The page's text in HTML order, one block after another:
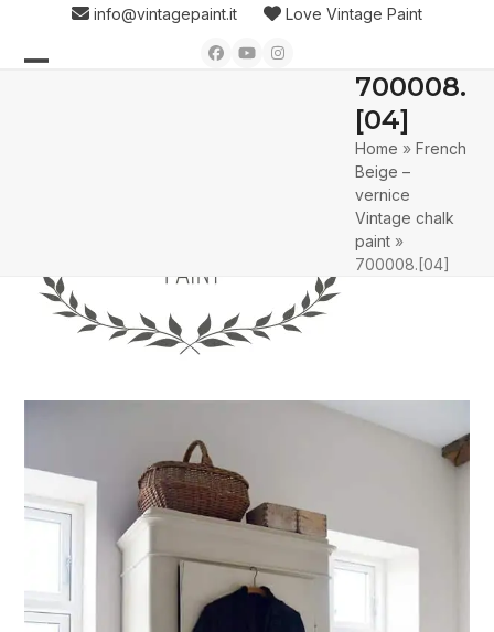
content
info@vintagepaint.it Love Vintage Paint
Facebook
YouTubeInstagram
700008.
[04]
Home »French
Beige –
vernice
Vintage chalk
paint »
700008.[04]